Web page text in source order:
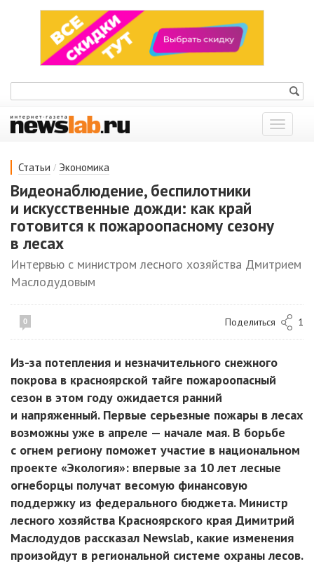
Показать
меню
Статьи / Экономика
Видеонаблюдение, беспилотники
и искусственные дожди: как край
готовится к пожароопасному сезону
в лесах
Интервью с министром лесного хозяйства Дмитрием
Маслодудовым
0 Поделиться 1
Из-за потепления и незначительного снежного
покрова в красноярской тайге пожароопасный
сезон в этом году ожидается ранний
и напряженный. Первые серьезные пожары в лесах
возможны уже в апреле — начале мая. В борьбе
с огнем региону поможет участие в национальном
проекте «Экология»: впервые за 10 лет лесные
огнеборцы получат весомую финансовую
поддержку из федерального бюджета. Министр
лесного хозяйства Красноярского края Димитрий
Маслодудов рассказал Newslab, какие изменения
произойдут в региональной системе охраны лесов.